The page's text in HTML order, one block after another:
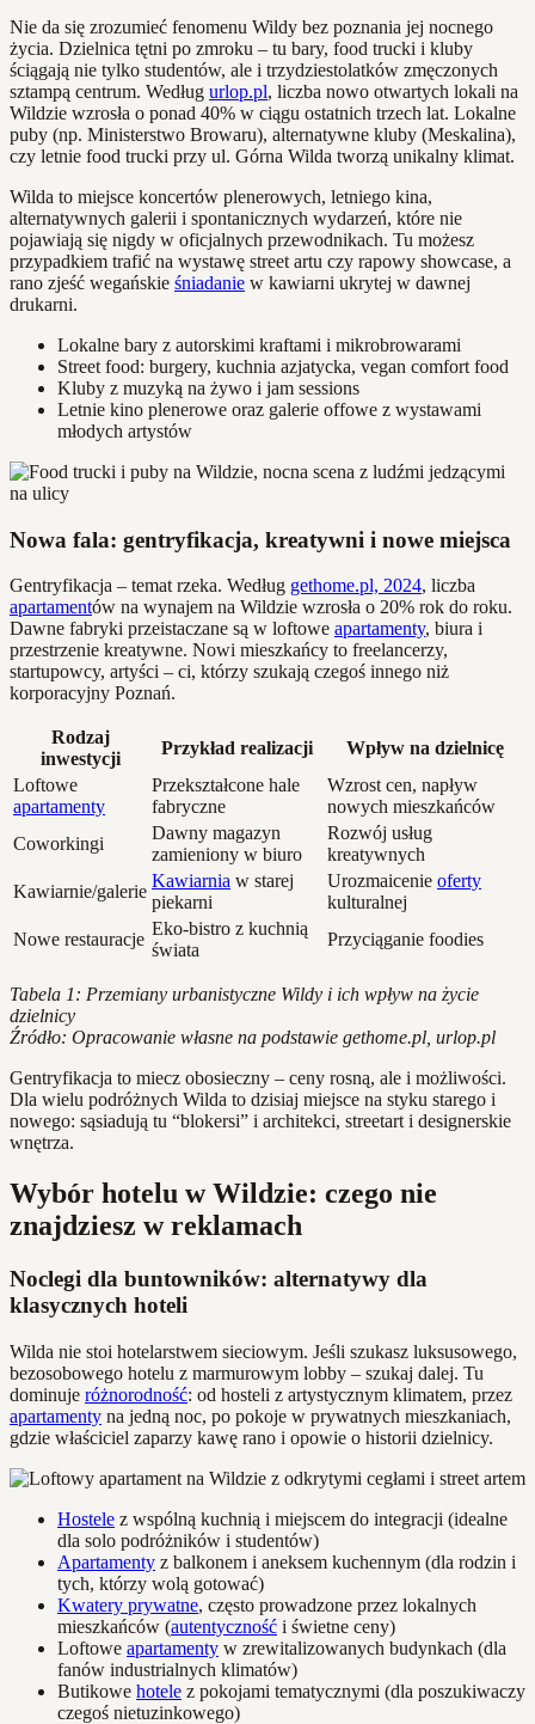
Nie da się zrozumieć fenomenu Wildy bez poznania jej nocnego
życia. Dzielnica tętni po zmroku – tu bary, food trucki i kluby
ściągają nie tylko studentów, ale i trzydziestolatków zmęczonych
sztampą centrum. Według urlop.pl, liczba nowo otwartych lokali na
Wildzie wzrosła o ponad 40% w ciągu ostatnich trzech lat. Lokalne
puby (np. Ministerstwo Browaru), alternatywne kluby (Meskalina),
czy letnie food trucki przy ul. Górna Wilda tworzą unikalny klimat.
Wilda to miejsce koncertów plenerowych, letniego kina,
alternatywnych galerii i spontanicznych wydarzeń, które nie
pojawiają się nigdy w oficjalnych przewodnikach. Tu możesz
przypadkiem trafić na wystawę street artu czy rapowy showcase, a
rano zjeść wegańskie śniadanie w kawiarni ukrytej w dawnej
drukarni.
Lokalne bary z autorskimi kraftami i mikrobrowarami
Street food: burgery, kuchnia azjatycka, vegan comfort food
Kluby z muzyką na żywo i jam sessions
Letnie kino plenerowe oraz galerie offowe z wystawami
młodych artystów
Nowa fala: gentryfikacja, kreatywni i nowe miejsca
Gentryfikacja – temat rzeka. Według gethome.pl, 2024, liczba
apartamentów na wynajem na Wildzie wzrosła o 20% rok do roku.
Dawne fabryki przeistaczane są w loftowe apartamenty, biura i
przestrzenie kreatywne. Nowi mieszkańcy to freelancerzy,
startupowcy, artyści – ci, którzy szukają czegoś innego niż
korporacyjny Poznań.
Rodzaj
inwestycji
Przykład realizacji
Wpływ na dzielnicę
Loftowe
apartamenty
Przekształcone hale
fabryczne
Wzrost cen, napływ
nowych mieszkańców
Coworkingi
Dawny magazyn
zamieniony w biuro
Rozwój usług
kreatywnych
Kawiarnie/galerie
Kawiarnia w starej
piekarni
Urozmaicenie oferty
kulturalnej
Nowe restauracje
Eko-bistro z kuchnią
świata
Przyciąganie foodies
Tabela 1: Przemiany urbanistyczne Wildy i ich wpływ na życie
dzielnicy
Źródło: Opracowanie własne na podstawie gethome.pl, urlop.pl
Gentryfikacja to miecz obosieczny – ceny rosną, ale i możliwości.
Dla wielu podróżnych Wilda to dzisiaj miejsce na styku starego i
nowego: sąsiadują tu “blokersi” i architekci, streetart i designerskie
wnętrza.
Wybór hotelu w Wildzie: czego nie
znajdziesz w reklamach
Noclegi dla buntowników: alternatywy dla
klasycznych hoteli
Wilda nie stoi hotelarstwem sieciowym. Jeśli szukasz luksusowego,
bezosobowego hotelu z marmurowym lobby – szukaj dalej. Tu
dominuje różnorodność: od hosteli z artystycznym klimatem, przez
apartamenty na jedną noc, po pokoje w prywatnych mieszkaniach,
gdzie właściciel zaparzy kawę rano i opowie o historii dzielnicy.
Hostele z wspólną kuchnią i miejscem do integracji (idealne
dla solo podróżników i studentów)
Apartamenty z balkonem i aneksem kuchennym (dla rodzin i
tych, którzy wolą gotować)
Kwatery prywatne, często prowadzone przez lokalnych
mieszkańców (autentyczność i świetne ceny)
Loftowe apartamenty w zrewitalizowanych budynkach (dla
fanów industrialnych klimatów)
Butikowe hotele z pokojami tematycznymi (dla poszukiwaczy
czegoś nietuzinkowego)